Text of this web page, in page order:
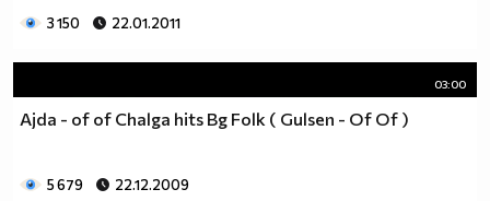
3 150 22.01.2011
03:00
Ajda - of of Chalga hits Bg Folk ( Gulsen - Of Of )
5 679 22.12.2009